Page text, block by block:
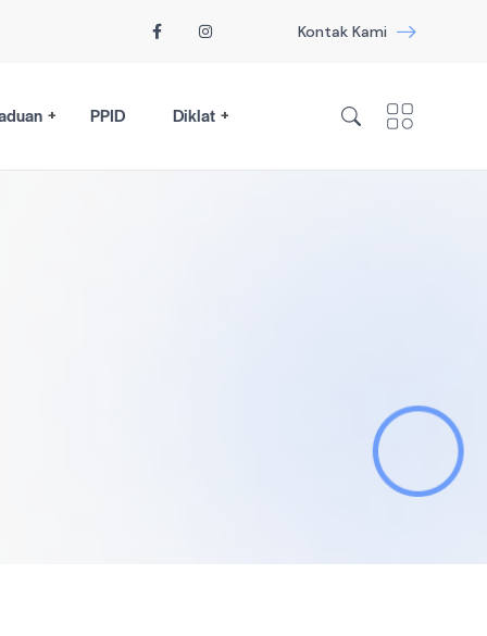
Kontak Kami
PPID Diklat